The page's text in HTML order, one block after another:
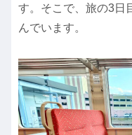
す。そこで、旅の3日
んでいます。